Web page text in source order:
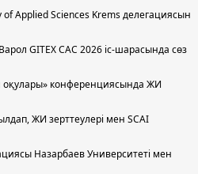
Applied Sciences Krems делегациясын
GITEX CAC 2026 іс-шарасында сөз
оқулары» конференциясында ЖИ
ЖИ зерттеулері мен SCAI
Назарбаев Университеті мен